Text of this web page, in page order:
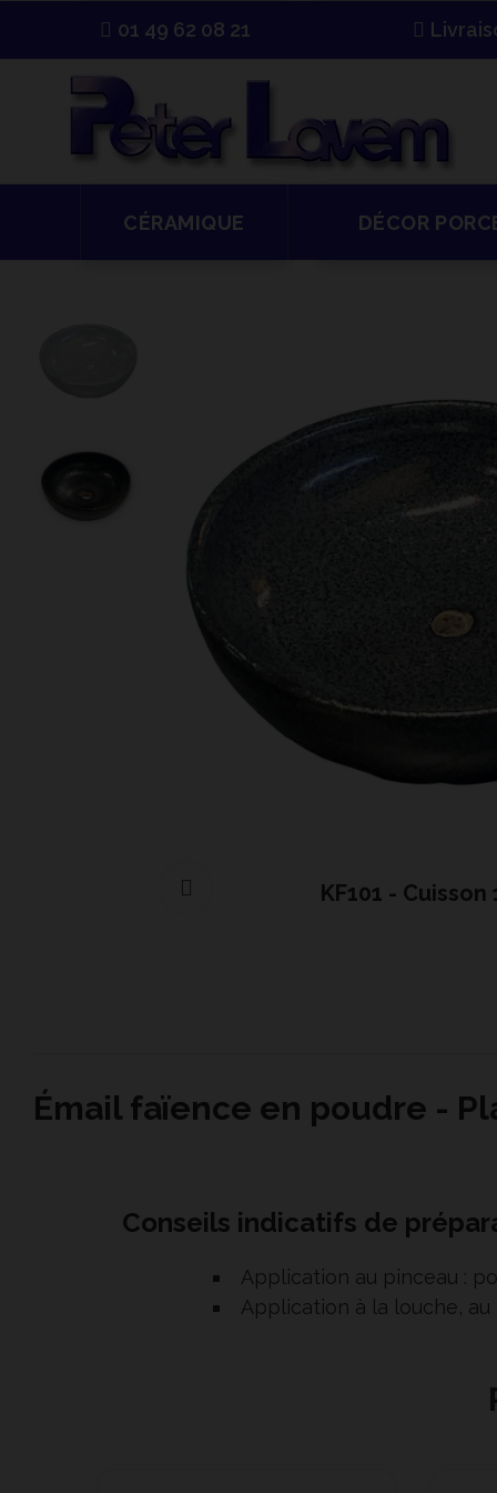
01 49 62 08 21
CÉRAMIQUE DÉCOR
KF101 - Cuisson
Cliquer pour agrandir
Émail faïence en poudre -
Conseils indicatifs de
Application au pinceau :
Application à la louche,